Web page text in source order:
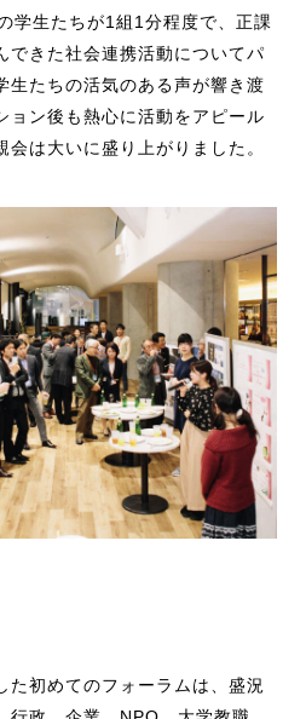
学生たちが1組1分程度で、正課
できた社会連携活動についてパ
生たちの活気のある声が響き渡
ョン後も熱心に活動をアピール
は大いに盛り上がりました。
た初めてのフォーラムは、盛況